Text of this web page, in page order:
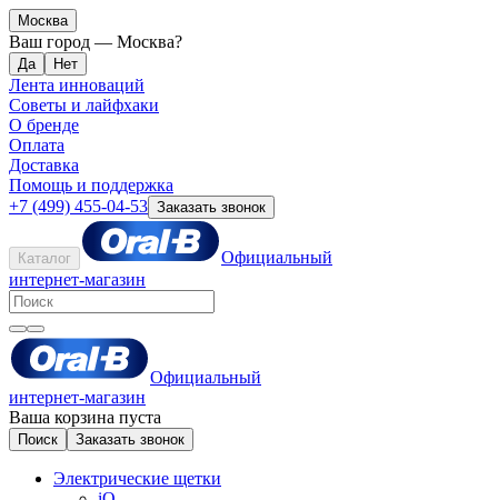
Москва
Ваш город — Москва?
Лента инноваций
Советы и лайфхаки
О бренде
Оплата
Доставка
Помощь и поддержка
+7 (499) 455-04-53 Заказать звонок
Каталог
Официальный
интернет-магазин
Официальный
интернет-магазин
Ваша корзина пуста
Поиск Заказать звонок
Электрические щетки